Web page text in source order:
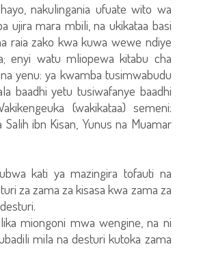
nakulingania ufuate wito wa
ujira mara mbili, na ukikataa basi
raia zako kwa kuwa wewe ndiye
enyi watu mliopewa kitabu cha
yenu: ya kwamba tusimwabudu
baadhi yetu tusiwafanye baadhi
(wakikataa) semeni:
ibn Kisan, Yunus na Muamar
kati ya mazingira tofauti na
za zama za kisasa kwa zama za
miongoni mwa wengine, na ni
mila na desturi kutoka zama